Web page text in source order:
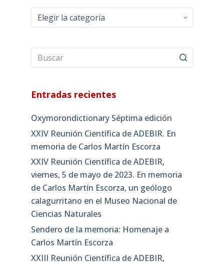
Categorías
Entradas recientes
Oxymorondictionary Séptima edición
XXIV Reunión Científica de ADEBIR. En
memoria de Carlos Martín Escorza
XXIV Reunión Científica de ADEBIR,
viernes, 5 de mayo de 2023. En memoria
de Carlos Martín Escorza, un geólogo
calagurritano en el Museo Nacional de
Ciencias Naturales
Sendero de la memoria: Homenaje a
Carlos Martín Escorza
XXIII Reunión Científica de ADEBIR,